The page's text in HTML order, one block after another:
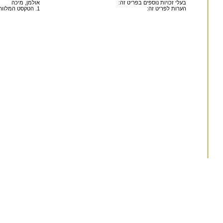
בעלי זכויות נוספים בפריט זה:
אולמן, מיכה
הערות לפריט זה:
1. הטקסט המלווה את היצירה נכתב על ידי ענת בסר עבור פרויקט מקראנט.